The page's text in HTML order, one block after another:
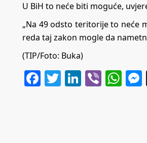
U BiH to neće biti moguće,
„Na 49 odsto teritorije to neće
reda taj zakon mogle da
(TIP/Foto: Buka)
Facebook
Twitter
LinkedIn
Viber